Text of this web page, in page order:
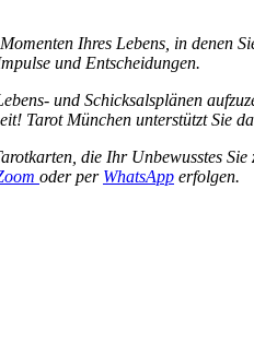
Ihres Lebens, in denen
und Entscheidungen.
und Schicksalsplänen
Tarot München unterstützt Sie
die Ihr Unbewusstes Sie
oder per WhatsApp erfolgen.